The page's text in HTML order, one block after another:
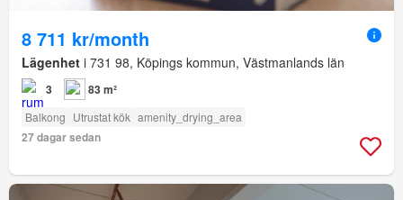
8 711 kr/month
Lägenhet i 731 98, Köpings kommun, Västmanlands län
3 83 m²
Balkong Utrustat kök amenity_drying_area
27 dagar sedan